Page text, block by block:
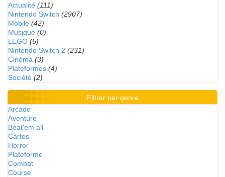
Actualité (111)
Nintendo Switch (2907)
Mobile (42)
Musique (0)
LEGO (5)
Nintendo Switch 2 (231)
Cinéma (3)
Plateformes (4)
Société (2)
Filtrer par genre
Arcade
Aventure
Beat'em all
Cartes
Horror
Plateforme
Combat
Course